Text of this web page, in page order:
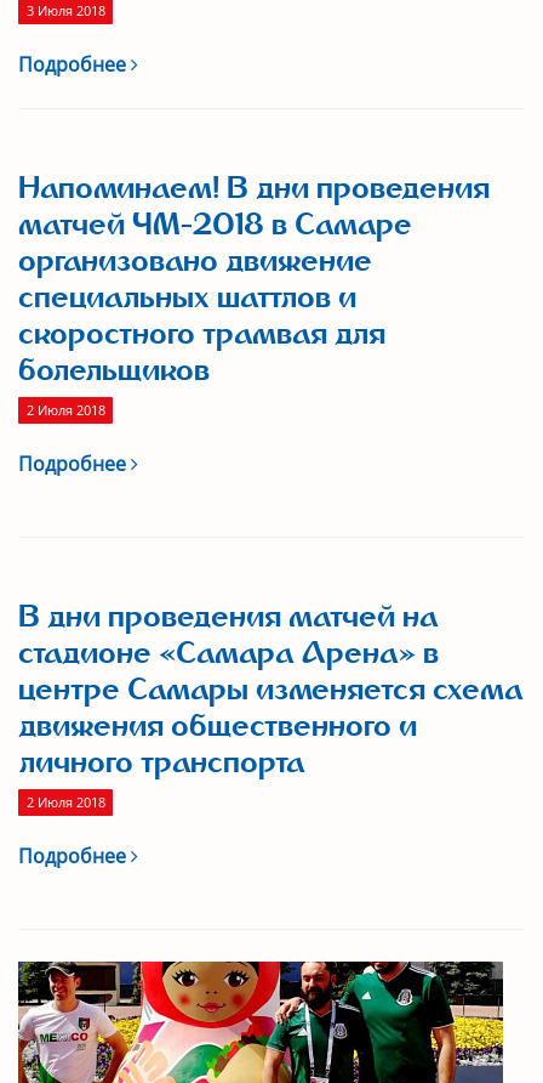
3 Июля 2018
Подробнее
Напоминаем! В дни проведения
матчей ЧМ-2018 в Самаре
организовано движение
специальных шаттлов и
скоростного трамвая для
болельщиков
2 Июля 2018
Подробнее
В дни проведения матчей на
стадионе «Самара Арена» в
центре Самары изменяется схема
движения общественного и
личного транспорта
2 Июля 2018
Подробнее